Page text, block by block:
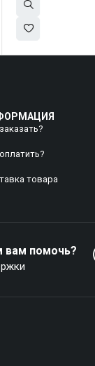
товара
помочь?